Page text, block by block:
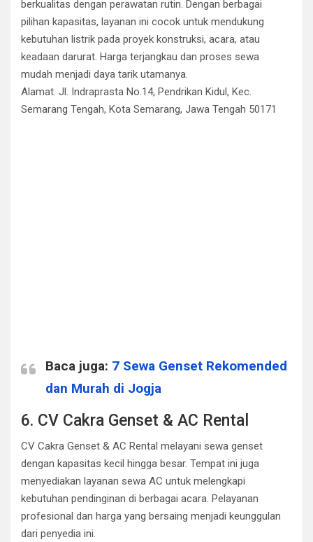
berkualitas dengan perawatan rutin. Dengan berbagai
pilihan kapasitas, layanan ini cocok untuk mendukung
kebutuhan listrik pada proyek konstruksi, acara, atau
keadaan darurat. Harga terjangkau dan proses sewa
mudah menjadi daya tarik utamanya.
Alamat: Jl. Indraprasta No.14, Pendrikan Kidul, Kec.
Semarang Tengah, Kota Semarang, Jawa Tengah 50171
Baca juga: 7 Sewa Genset Rekomended
dan Murah di Jogja
6. CV Cakra Genset & AC Rental
CV Cakra Genset & AC Rental melayani sewa genset
dengan kapasitas kecil hingga besar. Tempat ini juga
menyediakan layanan sewa AC untuk melengkapi
kebutuhan pendinginan di berbagai acara. Pelayanan
profesional dan harga yang bersaing menjadi keunggulan
dari penyedia ini.